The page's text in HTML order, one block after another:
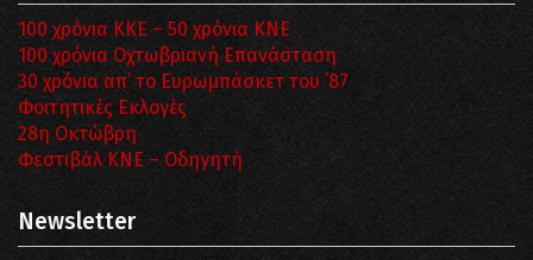
100 χρόνια ΚΚΕ – 50 χρόνια ΚΝΕ
100 χρόνια Οχτωβριανή Επανάσταση
30 χρόνια απ’ το Ευρωμπάσκετ του ΄87
Φοιτητικές Εκλογές
28η Οκτώβρη
Φεστιβάλ ΚΝΕ – Οδηγητή
Newsletter